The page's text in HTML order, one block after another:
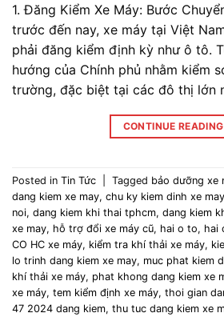
1. Đăng Kiểm Xe Máy: Bước
trước đến nay, xe máy tại Việt
phải đăng kiểm định kỳ như ô tô.
hướng của Chính phủ nhằm kiểm
trường, đặc biệt tại các đô thị lớn
CONTINUE READING
Posted in Tin Tức Tagged bảo dưỡng xe
dang kiem xe may, chu ky kiem dinh xe may
noi, dang kiem khi thai tphcm, dang kiem
xe may, hỗ trợ đổi xe máy cũ, hai o to, hai
CO HC xe máy, kiểm tra khí thải xe máy,
lo trinh dang kiem xe may, muc phat kiem
khí thải xe máy, phat khong dang kiem xe
xe máy, tem kiểm định xe máy, thoi gian
47 2024 dang kiem, thu tuc dang kiem xe